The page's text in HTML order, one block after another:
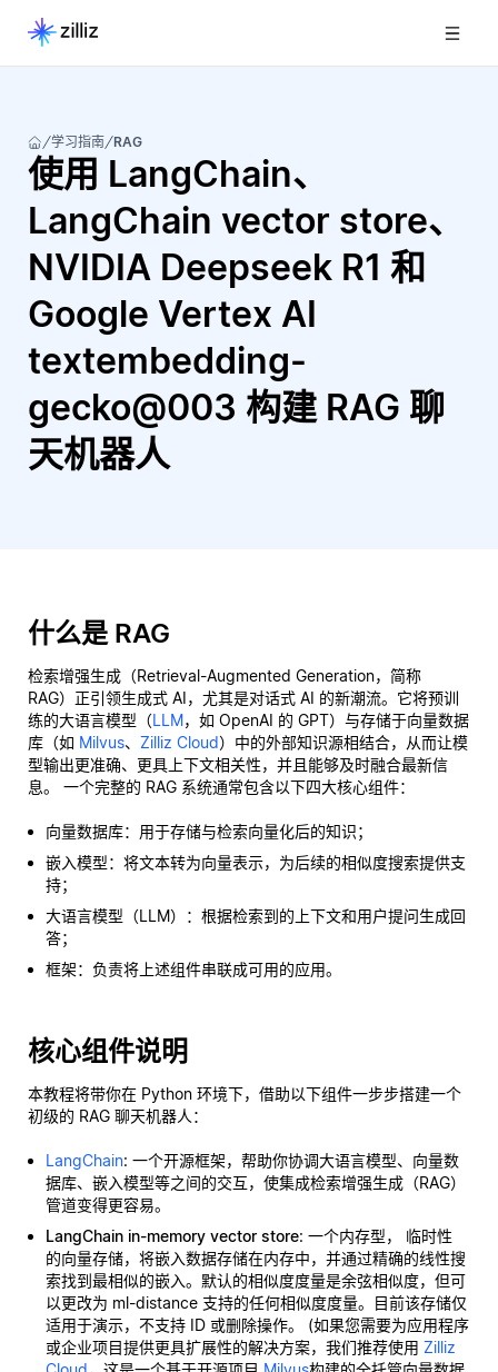
学习指南 RAG
使用 LangChain、
LangChain vector store、
NVIDIA Deepseek R1 和
Google Vertex AI
textembedding-
gecko@003 构建 RAG 聊
天机器人
什么是 RAG
检索增强生成（Retrieval-Augmented Generation，简称
RAG）正引领生成式 AI，尤其是对话式 AI 的新潮流。它将预训
练的大语言模型（LLM，如 OpenAI 的 GPT）与存储于向量数据
库（如 Milvus、 Zilliz Cloud）中的外部知识源相结合，从而让模
型输出更准确、更具上下文相关性，并且能够及时融合最新信
息。 一个完整的 RAG 系统通常包含以下四大核心组件：
向量数据库：用于存储与检索向量化后的知识；
嵌入模型：将文本转为向量表示，为后续的相似度搜索提供支
持；
大语言模型（LLM）：根据检索到的上下文和用户提问生成回
答；
框架：负责将上述组件串联成可用的应用。
核心组件说明
本教程将带你在 Python 环境下，借助以下组件一步步搭建一个
初级的 RAG 聊天机器人：
LangChain: 一个开源框架，帮助你协调大语言模型、向量数
据库、嵌入模型等之间的交互，使集成检索增强生成（RAG）
管道变得更容易。
LangChain in-memory vector store: 一个内存型， 临时性
的向量存储，将嵌入数据存储在内存中，并通过精确的线性搜
索找到最相似的嵌入。默认的相似度度量是余弦相似度，但可
以更改为 ml-distance 支持的任何相似度度量。目前该存储仅
适用于演示，不支持 ID 或删除操作。 (如果您需要为应用程序
或企业项目提供更具扩展性的解决方案，我们推荐使用 Zilliz